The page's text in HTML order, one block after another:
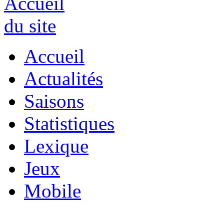
Accueil
Actualités
Saisons
Statistiques
Lexique
Jeux
Mobile